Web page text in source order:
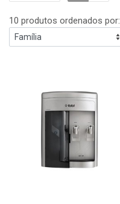
10 produtos ordenados por: